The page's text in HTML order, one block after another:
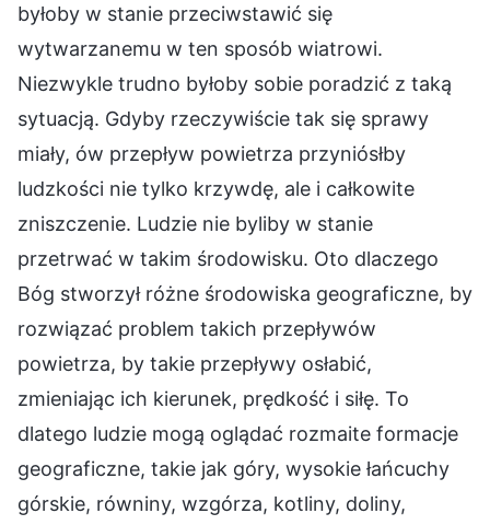
byłoby w stanie przeciwstawić się
wytwarzanemu w ten sposób wiatrowi.
Niezwykle trudno byłoby sobie poradzić z taką
sytuacją. Gdyby rzeczywiście tak się sprawy
miały, ów przepływ powietrza przyniósłby
ludzkości nie tylko krzywdę, ale i całkowite
zniszczenie. Ludzie nie byliby w stanie
przetrwać w takim środowisku. Oto dlaczego
Bóg stworzył różne środowiska geograficzne, by
rozwiązać problem takich przepływów
powietrza, by takie przepływy osłabić,
zmieniając ich kierunek, prędkość i siłę. To
dlatego ludzie mogą oglądać rozmaite formacje
geograficzne, takie jak góry, wysokie łańcuchy
górskie, równiny, wzgórza, kotliny, doliny,